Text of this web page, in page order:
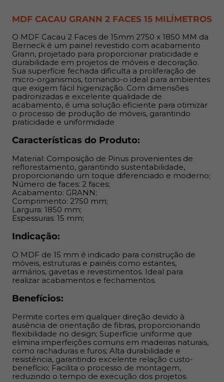
Comprimento: 2750 mm;
Espessuras: 15 mm;
Indicação:
O MDF de 15 mm é indicado para construção de móveis,
estruturas e painéis como estantes, armários, gavetas e
revestimentos. Ideal para realizar acabamentos e
fechamentos.
Benefícios:
Permite cortes em qualquer direção devido à ausência
de orientação de fibras, proporcionando flexibilidade no
design; Superfície uniforme que elimina imperfeições
comuns em madeiras naturais, como rachaduras e furos;
Alta durabilidade e resistência, garantindo excelente
relação custo-benefício; Facilita o processo de
projetos.
MDF CACAU GRANN 2 FACES 15 MILÍMETROS
O MDF Cacau 2 Faces de 15mm 2750 x 1850 MM da
Berneck é um painel revestido com acabamento
Grann, projetado para proporcionar praticidade e
durabilidade em projetos de móveis e decoração.
Sua superfície fechada dificulta a proliferação de
micro-organismos, tornando-o ideal para ambientes
que exigem fácil higienização. Com dimensões
padronizadas e excelente qualidade de
acabamento, é uma solução eficiente para otimizar
o processo de produção de móveis, garantindo
praticidade e uniformidade
Características do Produto:
Material: Composição de Pinus provenientes de
reflorestamento, garantindo sustentabilidade,
proporcionando um toque diferenciado e moderno;
Número de faces: 2 faces;
Acabamento: GRANN;
Comprimento: 2750 mm;
Largura: 1850 mm;
Espessuras: 15 mm;
Indicação:
O MDF de 15 mm é indicado para construção de
móveis, estruturas e painéis como estantes,
armários, gavetas e revestimentos. Ideal para
realizar acabamentos e fechamentos.
Benefícios:
Permite cortes em qualquer direção devido à
ausência de orientação de fibras, proporcionando
flexibilidade no design; Superfície uniforme que
elimina imperfeições comuns em madeiras naturais,
como rachaduras e furos; Alta durabilidade e
resistência, garantindo excelente relação custo-
benefício; Facilita o processo de montagem,
reduzindo o tempo de execução dos projetos.